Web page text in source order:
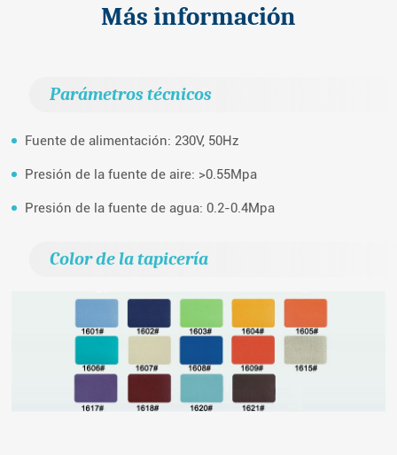
Más información
Parámetros técnicos
Fuente de alimentación: 230V, 50Hz
Presión de la fuente de aire: >0.55Mpa
Presión de la fuente de agua: 0.2-0.4Mpa
Color de la tapicería